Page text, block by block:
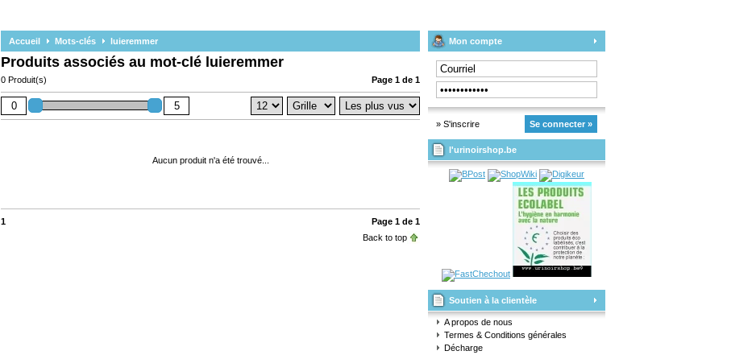
Accueil Mots-clés luieremmer
Produits associés au mot-clé luieremmer
0 Produit(s) Page 1 de 1
Aucun produit n'a été trouvé...
1
Page 1 de 1
Back to top
Mon compte
» S'inscrire Se connecter »
l'urinoirshop.be
Soutien à la clientèle
A propos de nous
Termes & Conditions générales
Décharge